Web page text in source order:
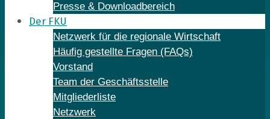
Presse & Downloadbereich
Der FKU
Netzwerk für die regionale Wirtschaft
Häufig gestellte Fragen (FAQs)
Vorstand
Team der Geschäftsstelle
Mitgliederliste
Netzwerk